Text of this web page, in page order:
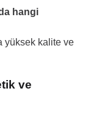
hangi
yüksek kalite ve
ve